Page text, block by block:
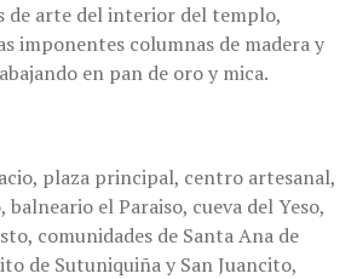
de arte del interior del templo,
imponentes columnas de madera y
en pan de oro y mica.
plaza principal, centro artesanal,
balneario el Paraiso, cueva del Yeso,
comunidades de Santa Ana de
de Sutuniquiña y San Juancito,